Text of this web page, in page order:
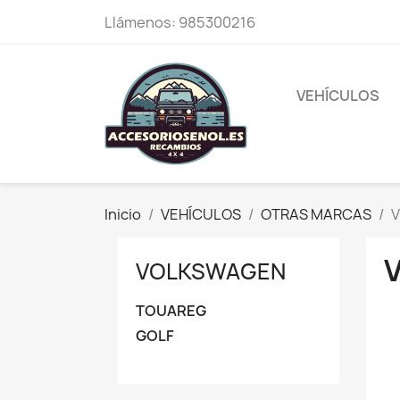
Llámenos: 985300216
VEHÍCULOS
Inicio VEHÍCULOS OTRAS MARCAS
VOLKSWAGEN
TOUAREG
GOLF